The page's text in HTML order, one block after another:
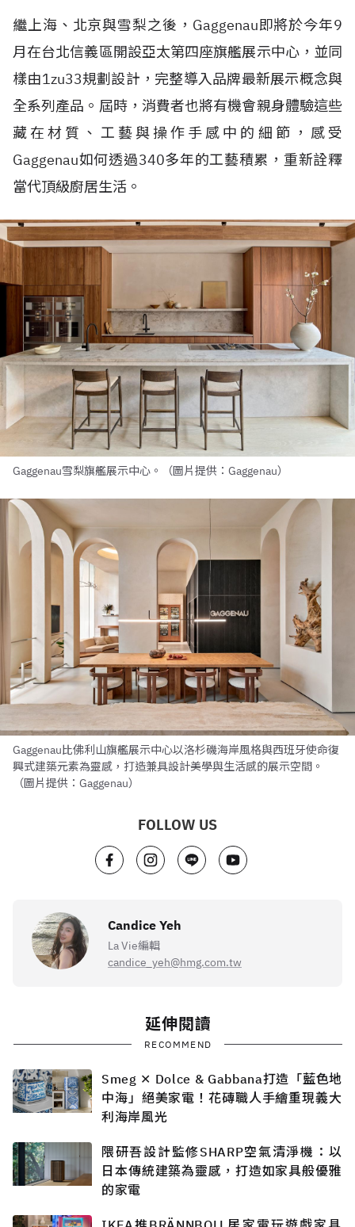
繼上海、北京與雪梨之後，Gaggenau即將於今年9
月在台北信義區開設亞太第四座旗艦展示中心，並同
樣由1zu33規劃設計，完整導入品牌最新展示概念與
全系列產品。屆時，消費者也將有機會親身體驗這些
藏在材質、工藝與操作手感中的細節，感受
Gaggenau如何透過340多年的工藝積累，重新詮釋
當代頂級廚居生活。
Gaggenau雪梨旗艦展示中心。（圖片提供：Gaggenau）
Gaggenau比佛利山旗艦展示中心以洛杉磯海岸風格與西班牙使命復
興式建築元素為靈感，打造兼具設計美學與生活感的展示空間。
（圖片提供：Gaggenau）
FOLLOW US
Candice Yeh
La Vie編輯
candice_yeh@hmg.com.tw
延伸閱讀
RECOMMEND
Smeg ✕ Dolce & Gabbana打造「藍色地
中海」絕美家電！花磚職人手繪重現義大
利海岸風光
隈研吾設計監修SHARP空氣清淨機：以
日本傳統建築為靈感，打造如家具般優雅
的家電